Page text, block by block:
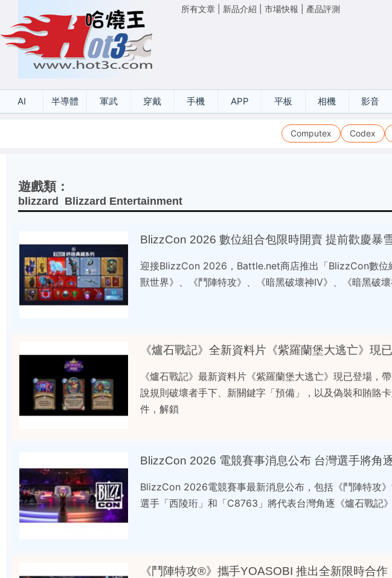
所有文章 新品介紹 市場快報 產品評測
AI 半導體 軍武 穿戴 手機 APP 平板 相機 影音
Computex Codex
遊戲類：
blizzard Blizzard Entertainment
BlizzCon 2026 數位組合包限時開賣 提前歡慶暴
迎接BlizzCon 2026，Battle.net商店推出「BlizzCon數
獸世界》、《鬥陣特攻》、《暗黑破壞神IV》、《暗黑破
《爐石戰記》全新資料片《紫羅蘭堡大逃亡》現
《爐石戰記》最新資料片《紫羅蘭堡大逃亡》現已登場，
說規則破壞者手下、新關鍵字「預備」，以及偽裝和賄賂
件，解鎖
BlizzCon 2026 電競賽事消息公布 台灣選手將角
BlizzCon 2026電競賽事最新消息公布，包括《鬥陣特攻
選手「西陵珩」和「C8763」將代表台灣角逐《爐石戰記
《鬥陣特攻®》攜手YOASOBI 推出全新限時合作